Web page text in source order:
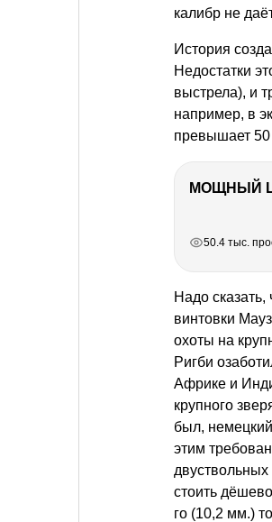
калибр не
История
Недостатки
выстрела), и
например, в
превышает 50
МОЩНЫЙ
50.4 тыс.
Надо
винтовки
охоты на
Ригби
Африке и
крупного
был,
этим
стоить
го (10,2 мм.)